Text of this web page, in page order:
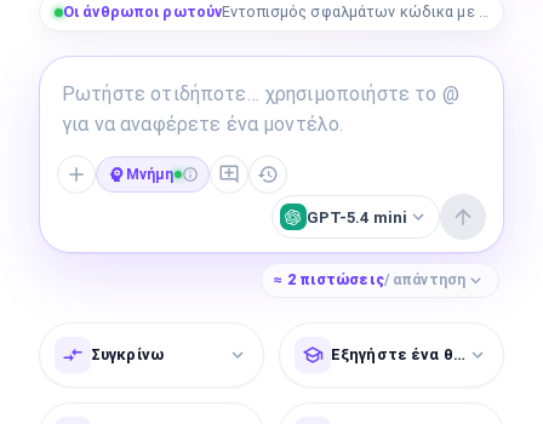
Οι άνθρωποι ρωτούν Εντοπισμός σφαλμάτων κώδικα με μια ομάδα κωδικοποίησης
Μνήμη
GPT-5.4 mini
≈ 2 πιστώσεις/ απάντηση
Συγκρίνω Εξηγήστε ένα θέμα